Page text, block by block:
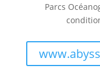
Parcs